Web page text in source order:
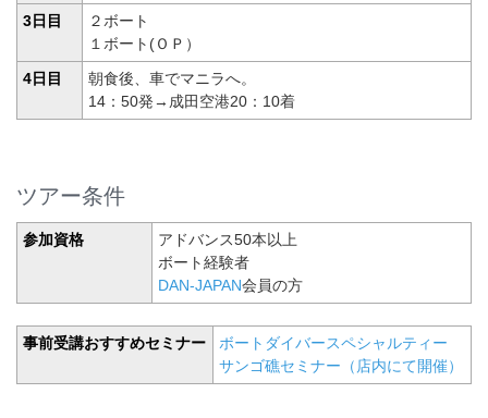
3日目
２ボート
１ボート(ＯＰ）
4日目
朝食後、車でマニラへ。
14：50発→成田空港20：10着
ツアー条件
参加資格
アドバンス50本以上
ボート経験者
DAN-JAPAN会員の方
事前受講おすすめセミナー
ボートダイバースペシャルティー
サンゴ礁セミナー（店内にて開催）